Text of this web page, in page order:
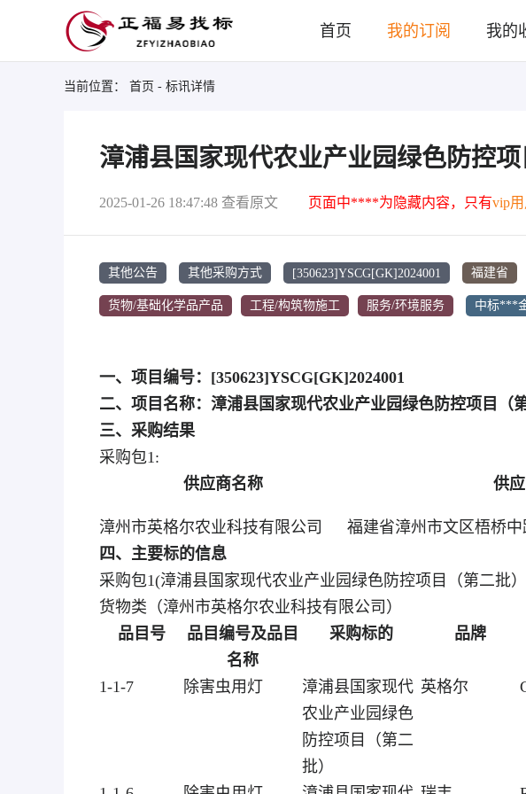
首页 我的订阅 我的
当前位置： 首页 - 标讯详情
漳浦县国家现代农业产业园绿色防控项
2025-01-26 18:47:48 查看原文 页面中****为隐藏内容，只有vip用
其他公告 其他采购方式 [350623]YSCG[GK]2024001 福建省
货物/基础化学品产品 工程/构筑物施工 服务/环境服务 中标***
一、项目编号：[350623]YSCG[GK]2024001
二、项目名称：漳浦县国家现代农业产业园绿色防控项目（第
三、采购结果
采购包1:
供应商名称
供
漳州市英格尔农业科技有限公司 福建省漳州市文区梧桥
四、主要标的信息
采购包1(漳浦县国家现代农业产业园绿色防控项目（第二批
货物类（漳州市英格尔农业科技有限公司）
品目号
品目编号及品目
名称
采购标的 品牌
1-1-7 除害虫用灯
漳浦县国家现代
农业产业园绿色
防控项目（第二
批）
英格尔